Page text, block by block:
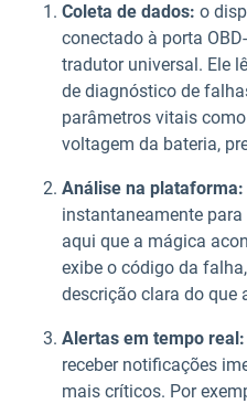
Coleta de dados: o
conectado à porta
tradutor universal. Ele
de diagnóstico de
parâmetros vitais
voltagem da bateria,
Análise na plataforma:
instantaneamente para
aqui que a mágica
exibe o código da
descrição clara do que
Alertas em tempo real:
receber notificações
mais críticos. Por